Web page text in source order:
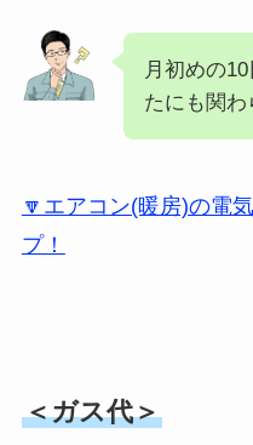
月初めの
たにも関わ
🔽エアコン(暖房)の電
プ！
＜ガス代＞